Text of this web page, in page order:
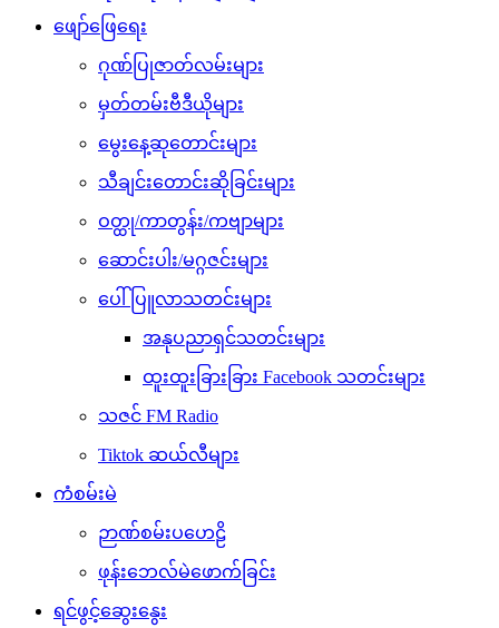
ဖျော်ဖြေရေး
ဂုဏ်ပြုဇာတ်လမ်းများ
မှတ်တမ်းဗီဒီယိုများ
မွေးနေ့ဆုတောင်းများ
သီချင်းတောင်းဆိုခြင်းများ
ဝတ္ထု/ကာတွန်း/ကဗျာများ
ဆောင်းပါး/မဂ္ဂဇင်းများ
ပေါ်ပြူလာသတင်းများ
အနုပညာရှင်သတင်းများ
ထူးထူးခြားခြား Facebook သတင်းများ
သဇင် FM Radio
Tiktok ဆယ်လီများ
ကံစမ်းမဲ
ဉာဏ်စမ်းပဟေဠိ
ဖုန်းဘေလ်မဲဖောက်ခြင်း
ရင်ဖွင့်ဆွေးနွေး